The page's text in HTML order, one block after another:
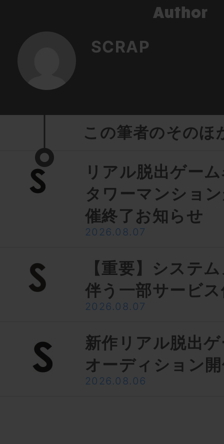
SCRAP
この筆者のそのほ
リアル脱出ゲー
タワーマンショ
催終了お知らせ
2026.08.07
【重要】システ
伴う一部サービ
2026.08.07
新作リアル脱出
オーディション
2026.08.06